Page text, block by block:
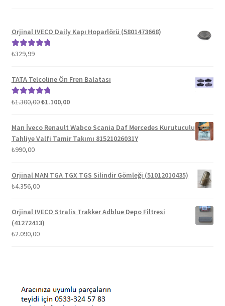
Orjinal IVECO Daily Kapı Hoparlörü (5801473668)
5 üzerinden
₺329,99
TATA Telcoline Ön Fren Balatası
5 üzerinden
₺1.300,00Orijinal
₺1.300,00.
₺1.100,00Şu
fiyat:
₺1.100,00.
Man İveco Renault Wabco Scania Daf Mercedes Kurutuculu
Tahliye Valfi Tamir Takımı 81521026031Y
₺990,00
Orjinal MAN TGA TGX TGS Silindir Gömleği (51012010435)
₺4.356,00
Orjinal IVECO Stralis Trakker Adblue Depo Filtresi
(41272413)
₺2.090,00